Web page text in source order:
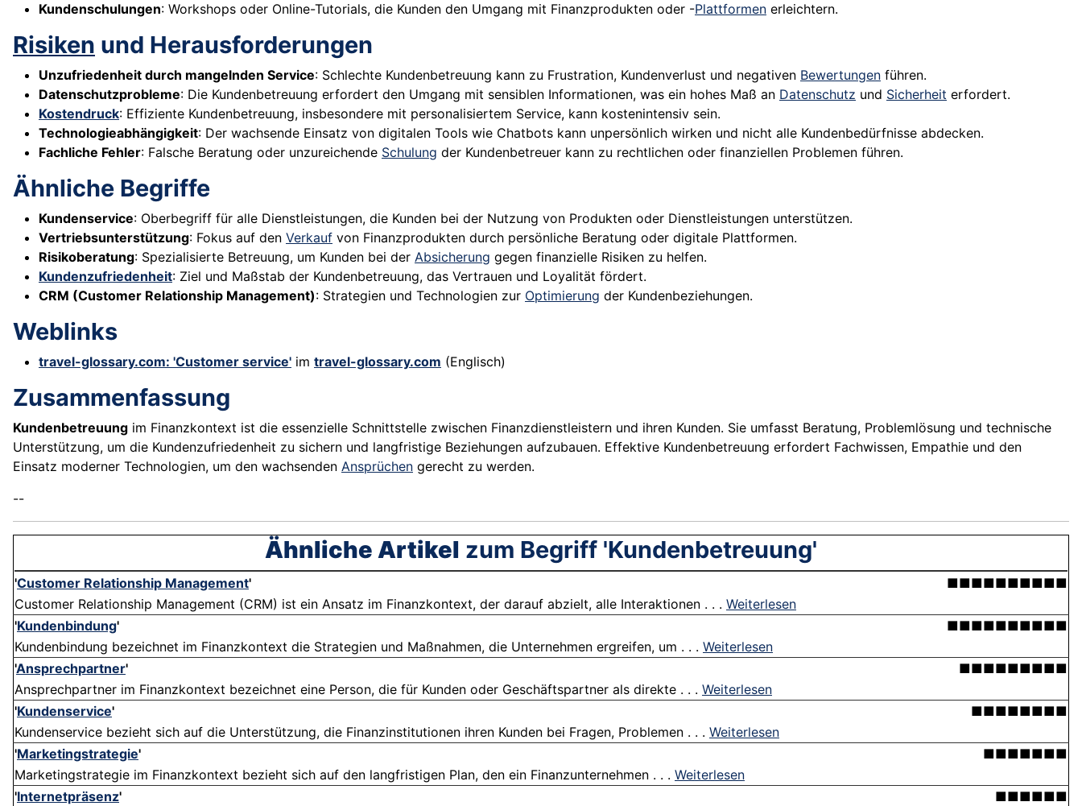
Kundenschulungen: Workshops oder Online-Tutorials, die Kunden den Umgang mit Finanzprodukten oder -Plattformen erleichtern.
Risiken und Herausforderungen
Unzufriedenheit durch mangelnden Service: Schlechte Kundenbetreuung kann zu Frustration, Kundenverlust und negativen Bewertungen führen.
Datenschutzprobleme: Die Kundenbetreuung erfordert den Umgang mit sensiblen Informationen, was ein hohes Maß an Datenschutz und Sicherheit erfordert.
Kostendruck: Effiziente Kundenbetreuung, insbesondere mit personalisiertem Service, kann kostenintensiv sein.
Technologieabhängigkeit: Der wachsende Einsatz von digitalen Tools wie Chatbots kann unpersönlich wirken und nicht alle Kundenbedürfnisse abdecken.
Fachliche Fehler: Falsche Beratung oder unzureichende Schulung der Kundenbetreuer kann zu rechtlichen oder finanziellen Problemen führen.
Ähnliche Begriffe
Kundenservice: Oberbegriff für alle Dienstleistungen, die Kunden bei der Nutzung von Produkten oder Dienstleistungen unterstützen.
Vertriebsunterstützung: Fokus auf den Verkauf von Finanzprodukten durch persönliche Beratung oder digitale Plattformen.
Risikoberatung: Spezialisierte Betreuung, um Kunden bei der Absicherung gegen finanzielle Risiken zu helfen.
Kundenzufriedenheit: Ziel und Maßstab der Kundenbetreuung, das Vertrauen und Loyalität fördert.
CRM (Customer Relationship Management): Strategien und Technologien zur Optimierung der Kundenbeziehungen.
Weblinks
travel-glossary.com: 'Customer service' im travel-glossary.com (Englisch)
Zusammenfassung
Kundenbetreuung im Finanzkontext ist die essenzielle Schnittstelle zwischen Finanzdienstleistern und ihren Kunden. Sie umfasst Beratung, Problemlösung und technische
Unterstützung, um die Kundenzufriedenheit zu sichern und langfristige Beziehungen aufzubauen. Effektive Kundenbetreuung erfordert Fachwissen, Empathie und den
Einsatz moderner Technologien, um den wachsenden Ansprüchen gerecht zu werden.
--
Ähnliche Artikel zum Begriff 'Kundenbetreuung'
'Customer Relationship Management'
■■■■■■■■■■
Customer Relationship Management (CRM) ist ein Ansatz im Finanzkontext, der darauf abzielt, alle Interaktionen . . . Weiterlesen
'Kundenbindung'
■■■■■■■■■■
Kundenbindung bezeichnet im Finanzkontext die Strategien und Maßnahmen, die Unternehmen ergreifen, um . . . Weiterlesen
'Ansprechpartner'
■■■■■■■■■
Ansprechpartner im Finanzkontext bezeichnet eine Person, die für Kunden oder Geschäftspartner als direkte . . . Weiterlesen
'Kundenservice'
■■■■■■■■
Kundenservice bezieht sich auf die Unterstützung, die Finanzinstitutionen ihren Kunden bei Fragen, Problemen . . . Weiterlesen
'Marketingstrategie'
■■■■■■■
Marketingstrategie im Finanzkontext bezieht sich auf den langfristigen Plan, den ein Finanzunternehmen . . . Weiterlesen
'Internetpräsenz'
■■■■■■